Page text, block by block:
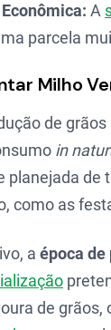
A
parcela
Milho
de
in
planejada de
como as
a época
de grãos,